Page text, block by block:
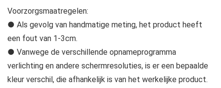
Voorzorgsmaatregelen:
● Als gevolg van handmatige meting, het product heeft
een fout van 1-3cm.
● Vanwege de verschillende opnameprogramma
verlichting en andere schermresoluties, is er een bepaalde
kleur verschil, die afhankelijk is van het werkelijke product.